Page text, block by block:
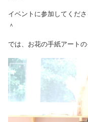
イベントに参加してくだ
＾
では、お花の手紙アート